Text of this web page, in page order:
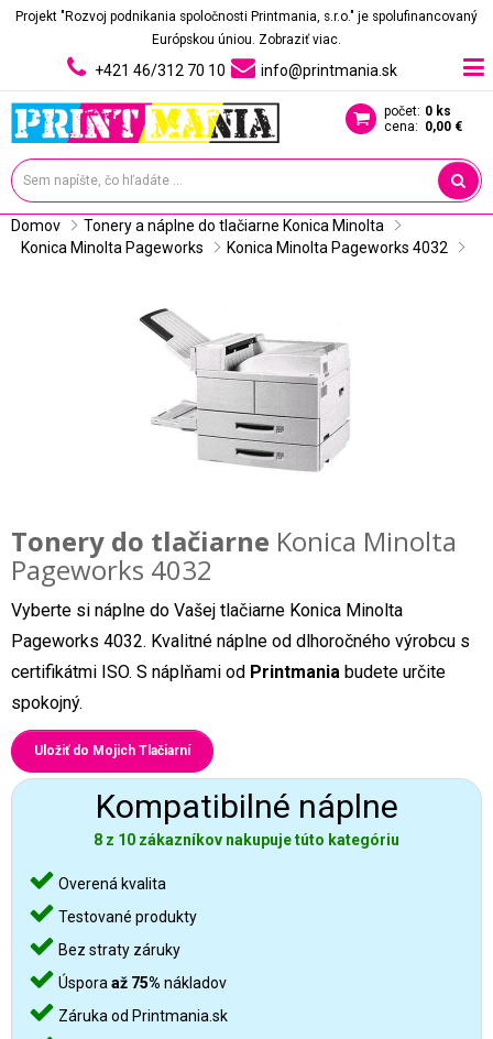
Projekt "Rozvoj podnikania spoločnosti Printmania, s.r.o." je spolufinancovaný
Európskou úniou. Zobraziť viac.
+421 46/312 70 10 info@printmania.sk
počet: 0 ks
cena: 0,00 €
Domov
Tonery a náplne do tlačiarne Konica Minolta
Konica Minolta Pageworks
Konica Minolta Pageworks 4032
Tonery do tlačiarne Konica Minolta
Pageworks 4032
Vyberte si náplne do Vašej tlačiarne Konica Minolta
Pageworks 4032. Kvalitné náplne od dlhoročného výrobcu s
certifikátmi ISO. S náplňami od Printmania budete určite
spokojný.
Uložiť do Mojich Tlačiarní
Kompatibilné náplne
8 z 10 zákazníkov nakupuje túto kategóriu
Overená kvalita
Testované produkty
Bez straty záruky
Úspora až 75% nákladov
Záruka od Printmania.sk